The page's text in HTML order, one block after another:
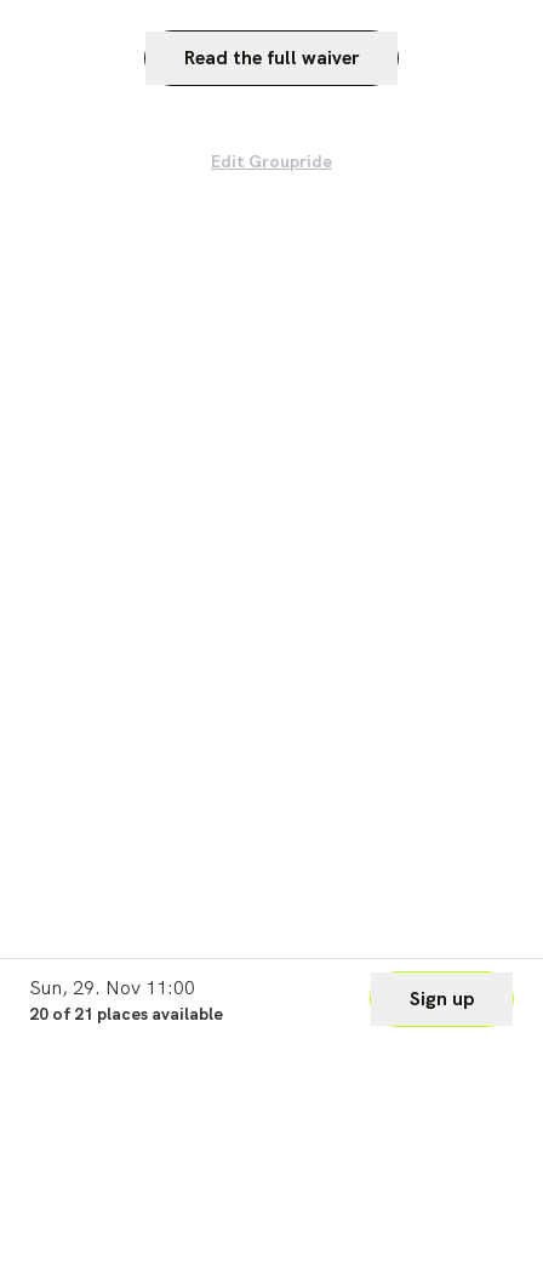
Sun, 29. Nov 11:00
20 of 21 places available
Sign up
Read the full waiver
Edit Groupride